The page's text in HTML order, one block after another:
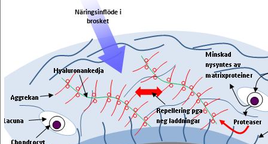
Näringsinflöde i
brosket